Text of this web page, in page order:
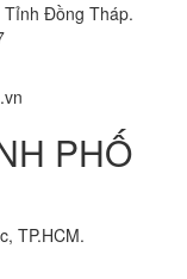
Đồng Tháp.
PHỐ
TP.HCM.